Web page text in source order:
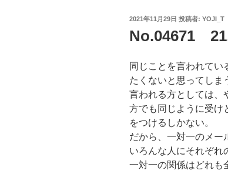
投
日:
2021年11月29日 投稿者: YOJI_T
No.04671
同じことを言われてい
たくないと思ってしま
言われる方としては、
方でも同じように受け
をつけるしかない。
だから、一対一のメー
いろんな人にそれぞれ
一対一の関係はどれも